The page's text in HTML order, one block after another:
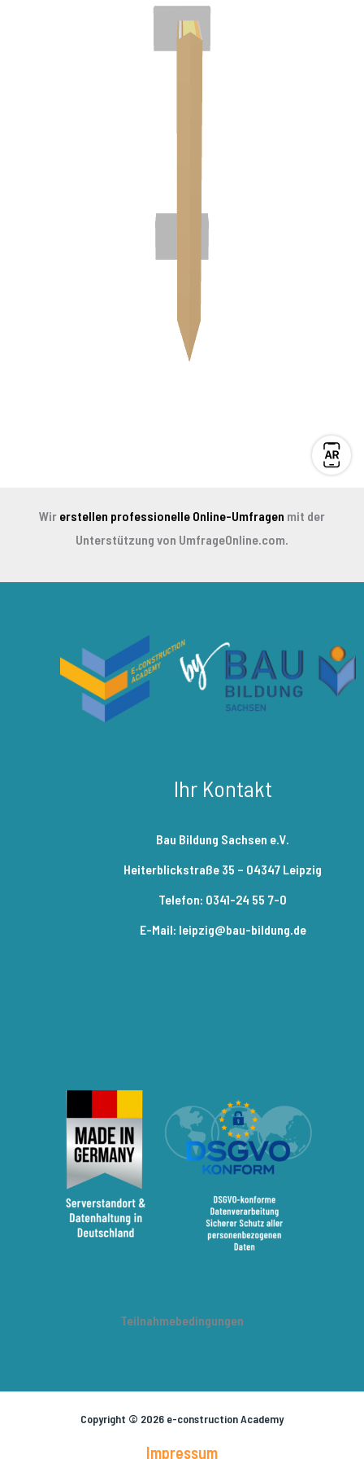
View
model
in
AR
Wir erstellen professionelle Online-Umfragen mit der
Unterstützung von UmfrageOnline.com.
Ihr Kontakt
Bau Bildung Sachsen e.V.
Heiterblickstraße 35 – 04347 Leipzig
Telefon: 0341-24 55 7-0
E-Mail: leipzig@bau-bildung.de
Teilnahmebedingungen
Copyright © 2026 e-construction Academy
Impressum